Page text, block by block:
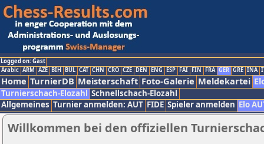
Logged on: Gast
Arabic ARM AZE BIH BUL CAT CHN CRO CZE DEN ENG ESP FAI FIN FRA GER GRE INA
Home TurnierDB Meisterschaft Foto-Galerie Meldekartei
Turnierschach-Elozahl Schnellschach-Elozahl
Allgemeines Turnier anmelden: AUT FIDE Spieler anmelden Elo
Willkommen bei den offiziellen